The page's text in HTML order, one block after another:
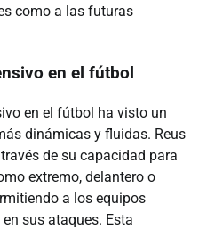
como a las futuras
en el fútbol
en el fútbol ha visto un
dinámicas y fluidas. Reus
de su capacidad para
extremo, delantero o
a los equipos
sus ataques. Esta